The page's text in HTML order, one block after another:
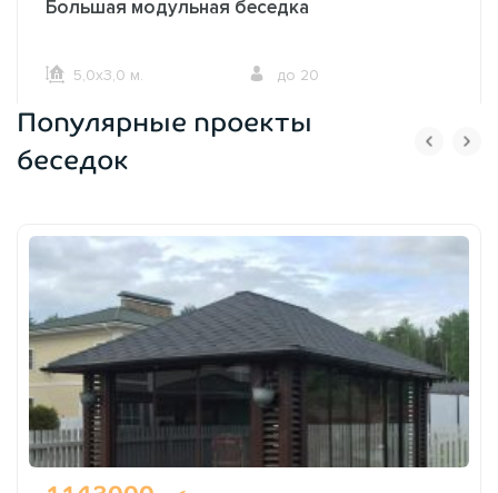
Большая модульная беседка
5,0х3,0 м. до 20
ОФОРМИТЬ ЗАКАЗ
Популярные проекты
беседок